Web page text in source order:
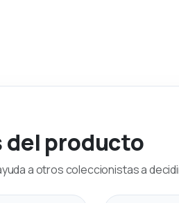
del producto
a otros coleccionistas a